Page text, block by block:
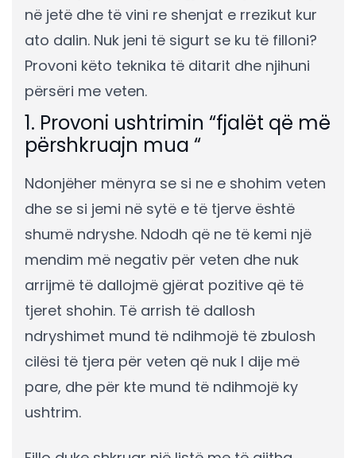
në jetë dhe të vini re shenjat e rrezikut kur
ato dalin. Nuk jeni të sigurt se ku të filloni?
Provoni këto teknika të ditarit dhe njihuni
përsëri me veten.
1. Provoni ushtrimin “fjalët që më
përshkruajn mua “
Ndonjëher mënyra se si ne e shohim veten
dhe se si jemi në sytë e të tjerve është
shumë ndryshe. Ndodh që ne të kemi një
mendim më negativ për veten dhe nuk
arrijmë të dallojmë gjërat pozitive që të
tjeret shohin. Të arrish të dallosh
ndryshimet mund të ndihmojë të zbulosh
cilësi të tjera për veten që nuk I dije më
pare, dhe për kte mund të ndihmojë ky
ushtrim.